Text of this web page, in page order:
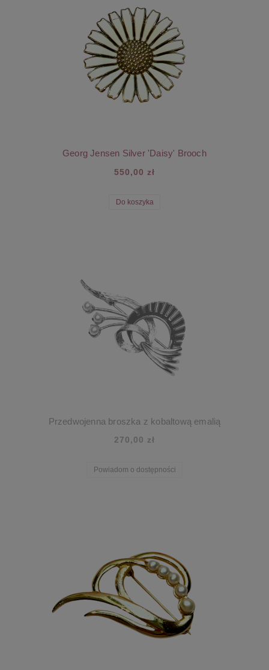
Georg Jensen Silver 'Daisy' Brooch
550,00 zł
Do koszyka
Przedwojenna broszka z kobaltową emalią
270,00 zł
Powiadom o dostępności